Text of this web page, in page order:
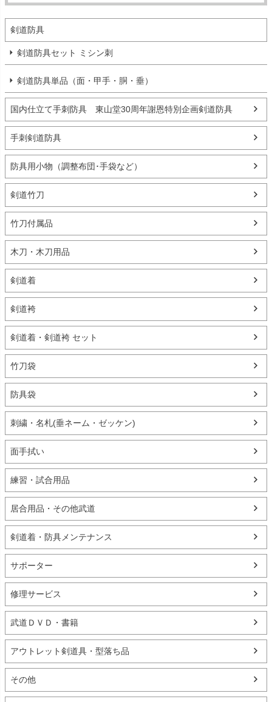
剣道防具
剣道防具セット ミシン刺
剣道防具単品（面・甲手・胴・垂）
国内仕立て手刺防具 東山堂30周年謝恩特別企画剣道防具
手刺剣道防具
防具用小物（調整布団･手袋など）
剣道竹刀
竹刀付属品
木刀・木刀用品
剣道着
剣道袴
剣道着・剣道袴 セット
竹刀袋
防具袋
刺繍・名札(垂ネーム・ゼッケン)
面手拭い
練習・試合用品
居合用品・その他武道
剣道着・防具メンテナンス
サポーター
修理サービス
武道ＤＶＤ・書籍
アウトレット剣道具・型落ち品
その他